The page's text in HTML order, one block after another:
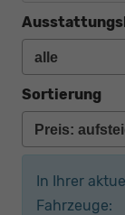
Sortierung
In Ihrer
Fahrzeuge: